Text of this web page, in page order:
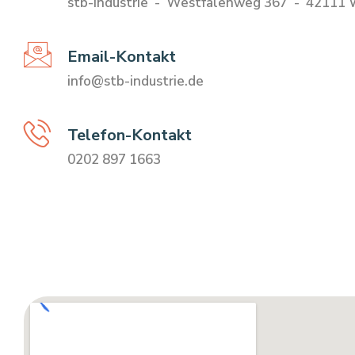
Email-Kontakt
info@stb-industrie.de
Telefon-Kontakt
0202 897 1663